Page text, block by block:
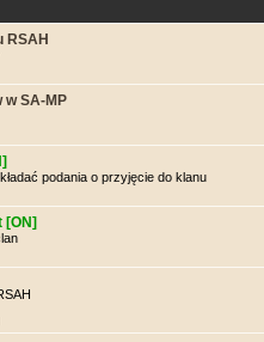
RSAH
w SA-MP
podania o przyjęcie do klanu
[ON]